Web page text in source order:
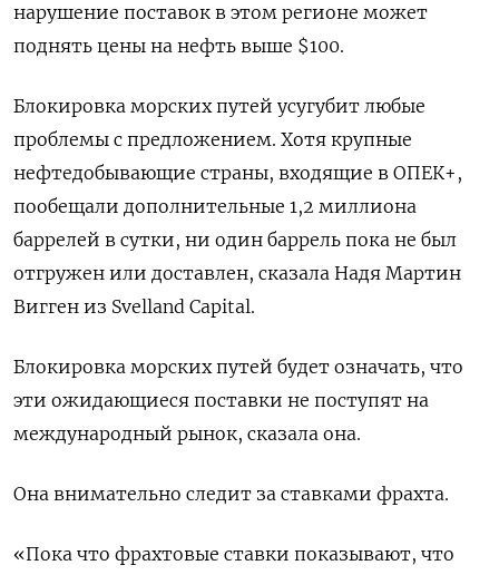
нарушение поставок в этом регионе может
поднять цены на нефть выше $100.
Блокировка морских путей усугубит любые
проблемы с предложением. Хотя крупные
нефтедобывающие страны, входящие в ОПЕК+,
пообещали дополнительные 1,2 миллиона
баррелей в сутки, ни один баррель пока не был
отгружен или доставлен, сказала Надя Мартин
Вигген из Svelland Capital.
Блокировка морских путей будет означать, что
эти ожидающиеся поставки не поступят на
международный рынок, сказала она.
Она внимательно следит за ставками фрахта.
«Пока что фрахтовые ставки показывают, что